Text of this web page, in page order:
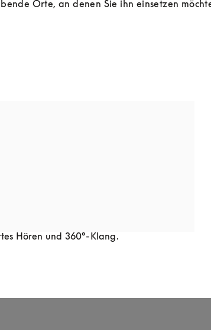
Orte, an denen Sie ihn einsetzen
Hören und 360°-Klang.